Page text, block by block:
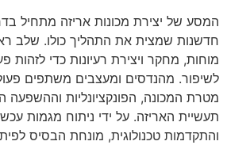
המסע של יצירת מכונות אריזה מתחיל
חדשנות שמצית את התהליך כולו. שלב
מוחות, מחקר ויצירת רעיונות כדי לזהות
לשיפור. מהנדסים ומעצבים משתפים
מטרת המכונה, הפונקציונליות וההשפעה
תעשיית האריזה. על ידי ניתוח מגמות
והתקדמות טכנולוגית, מונחת הבסיס